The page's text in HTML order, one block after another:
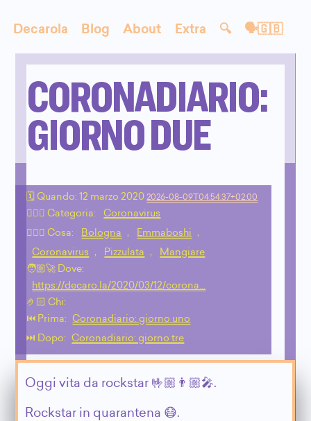
Decarola Blog About Extra 🔍 🗣🇬🇧
CORONADIARIO:
GIORNO DUE
🗓 Quando:12 marzo 2020 2026-08-09T04:54:37+02:00
🙇🏻‍♂️ Categoria:
Coronavirus
💁🏼‍♂️ Cosa:
Bologna , Emmaboshi
,
Coronavirus
, Pizzulata ,
Mangiare
🧑🏼‍🚀 Dove:
https://decaro.la/2020/03/12/corona…
🤌🏻 Chi:
⏮️ Prima:
Coronadiario: giorno uno
⏭️ Dopo:
Coronadiario: giorno tre
Oggi vita da rockstar 🤟🏼👨🏼‍🎤.
Rockstar in quarantena 😷.